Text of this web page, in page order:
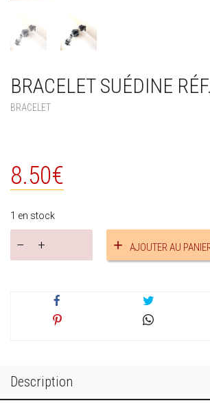
BRACELET SUÉDINE
BRACELET
8.50€
1 en stock
Bracelet
AJOUTER AU
Description